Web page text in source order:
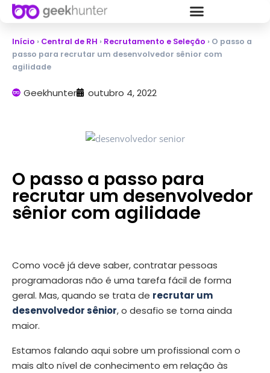
Início › Central de RH › Recrutamento e Seleção › O passo a
passo para recrutar um desenvolvedor sênior com
agilidade
Geekhunter outubro 4, 2022
O passo a passo para
recrutar um desenvolvedor
sênior com agilidade
Como você já deve saber, contratar pessoas
programadoras não é uma tarefa fácil de forma
geral. Mas, quando se trata de recrutar um
desenvolvedor sênior, o desafio se torna ainda
maior.
Estamos falando aqui sobre um profissional com o
mais alto nível de conhecimento em relação às